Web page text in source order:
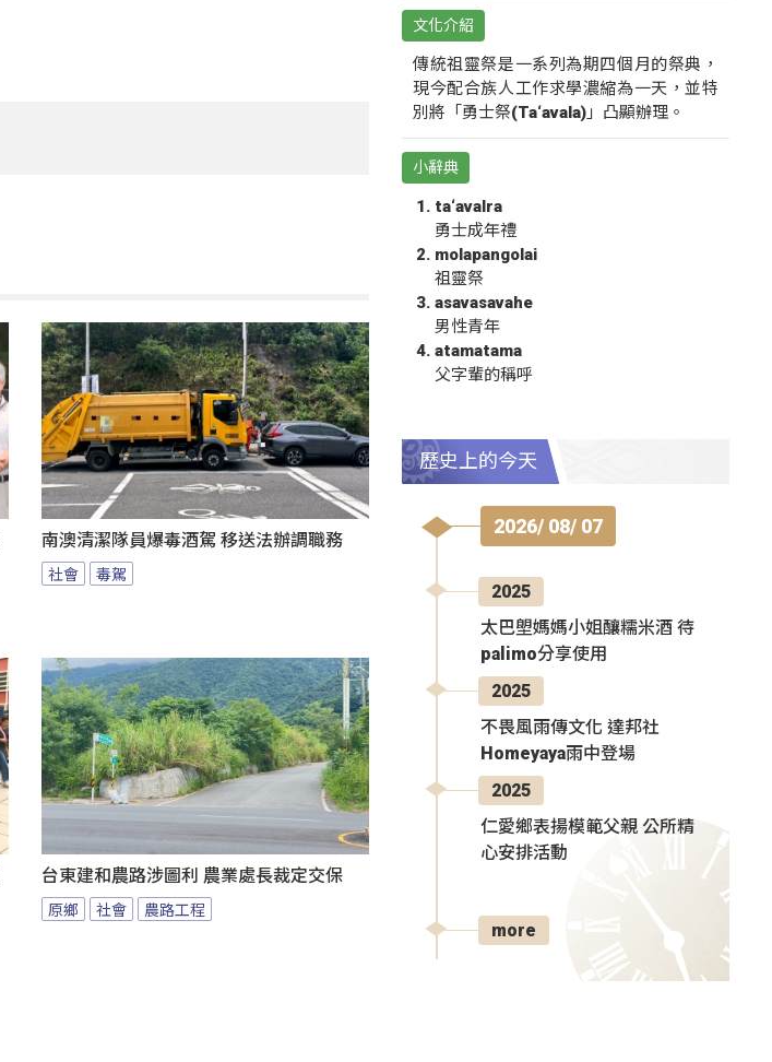
南澳清潔隊員爆毒酒駕 移送法辦調職務
社會 毒駕
台東建和農路涉圖利 農業處長裁定交保
原鄉 社會 農路工程
文化介紹
傳統祖靈祭是一系列為期四個月的祭典，
現今配合族人工作求學濃縮為一天，並特
別將「勇士祭(Ta‘avala)」凸顯辦理。
小辭典
ta‘avalra
勇士成年禮
molapangolai
祖靈祭
asavasavahe
男性青年
atamatama
父字輩的稱呼
歷史上的今天
2026/ 08/ 07
2025
太巴塱媽媽小姐釀糯米酒 待
palimo分享使用
2025
不畏風雨傳文化 達邦社
Homeyaya雨中登場
2025
仁愛鄉表揚模範父親 公所精
心安排活動
more